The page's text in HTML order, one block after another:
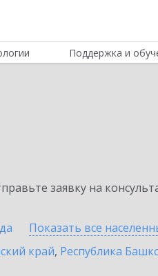
Поддержка и
заявку на
Показать все
край, Республика